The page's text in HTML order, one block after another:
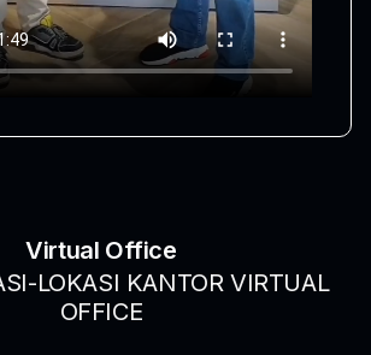
Virtual Office
LOKASI KANTOR VIRTUAL
OFFICE